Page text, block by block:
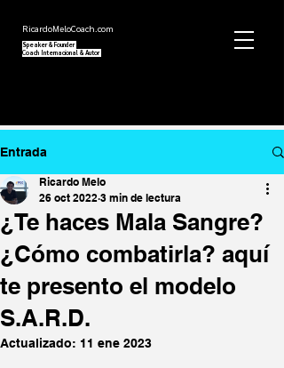
RicardoMeloCoach.com
Speaker& Founder
Coach Internacional & Autor
Entrada
¿Te haces Mala Sangre?
¿Cómo combatirla? aquí
te presento el modelo
S.A.R.D.
Ricardo Melo
26 oct 2022 3 min de lectura
Actualizado: 11 ene 2023